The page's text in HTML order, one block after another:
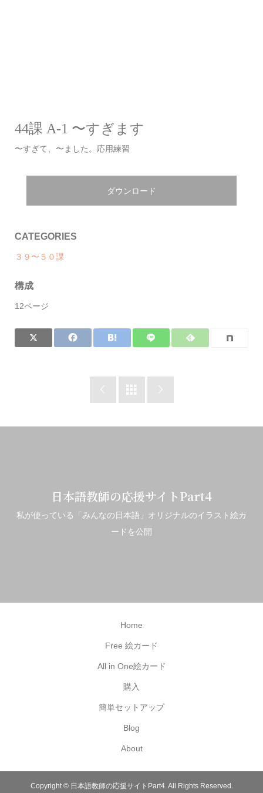
44課 A-1 〜すぎます
〜すぎて、〜ました。応用練習
ダウンロード
CATEGORIES
３９〜５０課
構成
12ページ
  
日本語教師の応援サイトPart4
私が使っている「みんなの日本語」オリジナルのイラスト絵カ
ードを公開
Home
Free 絵カード
All in One絵カード
購入
簡単セットアップ
Blog
About
Copyright ©日本語教師の応援サイトPart4. All Rights Reserved.